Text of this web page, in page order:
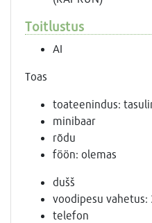
Toitlustus
AI
Toas
toateenindus:
minibaar
rõdu
föön: olemas
dušš
voodipesu vahetus:
telefon